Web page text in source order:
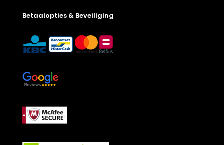
Betaalopties & Beveiliging